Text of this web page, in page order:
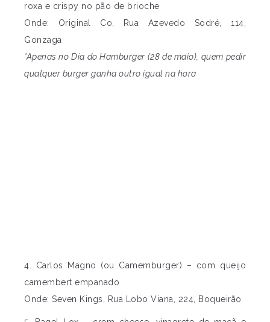
roxa e crispy no pão de brioche
Onde: Original Co, Rua Azevedo Sodré, 114,
Gonzaga
*Apenas no Dia do Hamburger (28 de maio), quem pedir
qualquer burger ganha outro igual na hora
4. Carlos Magno (ou Camemburger) – com queijo
camembert empanado
Onde: Seven Kings, Rua Lobo Viana, 224, Boqueirão